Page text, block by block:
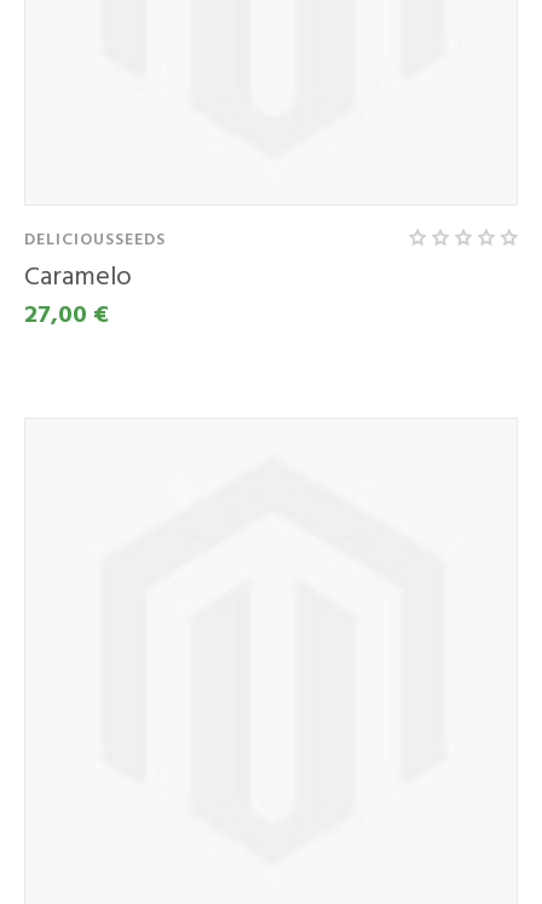
DELICIOUSSEEDS
Caramelo
27,00 €